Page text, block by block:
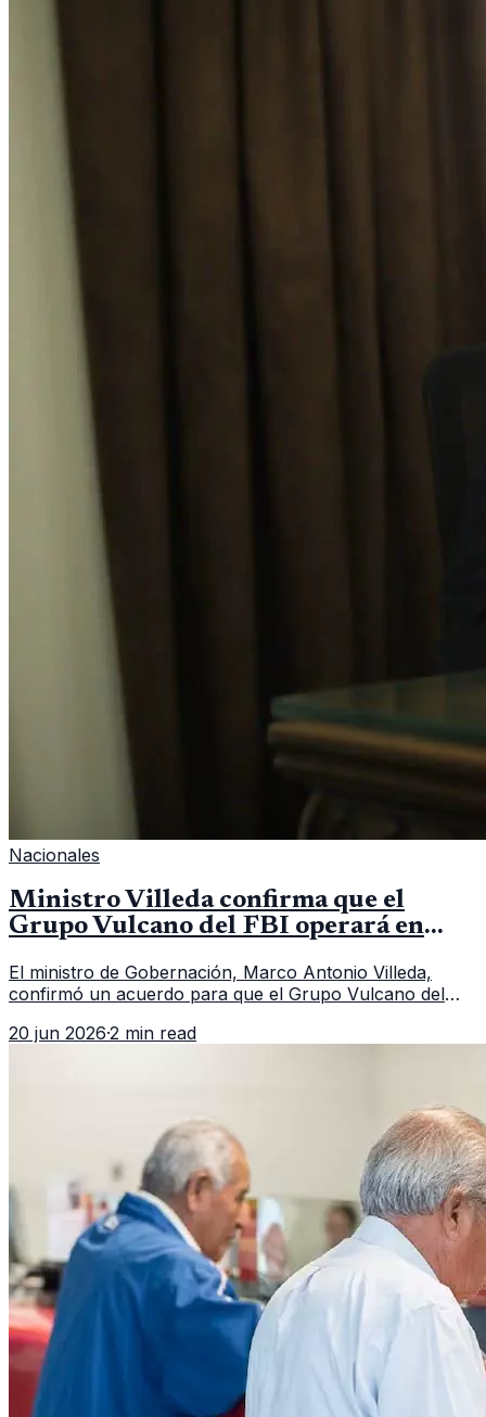
Nacionales
Ministro Villeda confirma que el
Grupo Vulcano del FBI operará en
El ministro de Gobernación, Marco Antonio Villeda,
confirmó un acuerdo para que el Grupo Vulcano del
fallido con la administración anterior del Ministerio
20 jun 2026·2 min read